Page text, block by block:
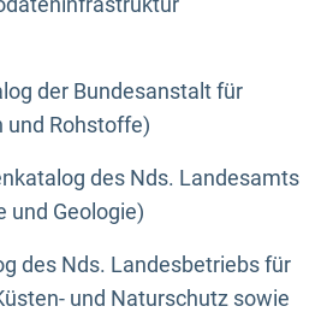
der Bundesanstalt für
und Rohstoffe)
des Nds. Landesamts
und Geologie)
des Nds. Landesbetriebs für
und Naturschutz sowie